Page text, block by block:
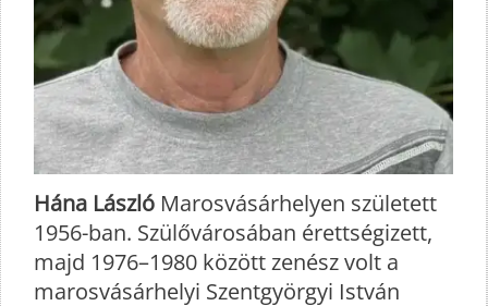
Hána László Marosvásárhelyen született
1956-ban. Szülővárosában érettségizett,
majd 1976–1980 között zenész volt a
marosvásárhelyi Szentgyörgyi István